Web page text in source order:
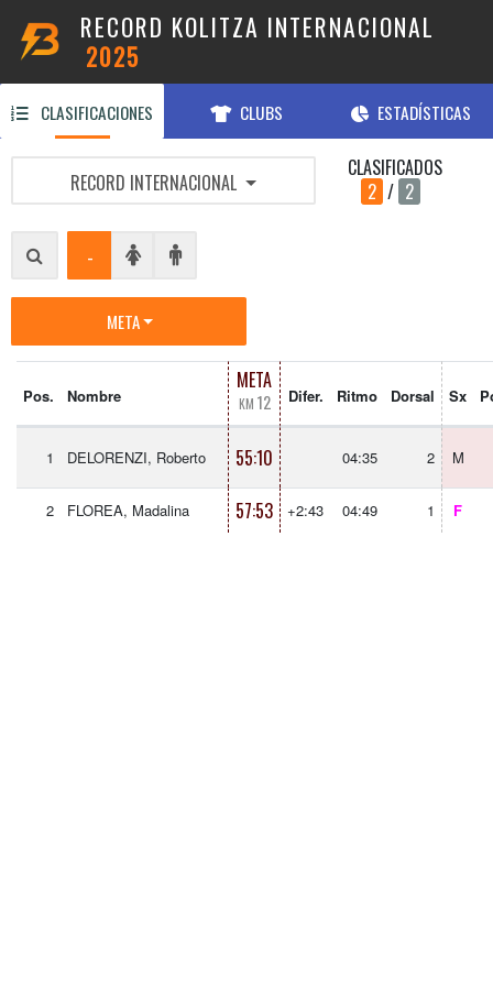
RECORD KOLITZA INTERNACIONAL
2025
CLASIFICACIONES CLUBS ESTADÍSTICAS
RECORD INTERNACIONAL
CLASIFICADOS
2 / 2
-
META
Pos. Nombre
META
KM 12 Difer. Ritmo Dorsal Sx
1 DELORENZI, Roberto 55:10 04:35 2 M
2 FLOREA, Madalina 57:53 +2:43 04:49 1 F